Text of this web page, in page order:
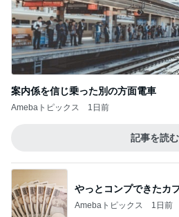
案内係を信じ乗った別の方面電車
Amebaトピックス 1日前
記事を読む
やっとコンプできたカ
Amebaトピックス 1日前